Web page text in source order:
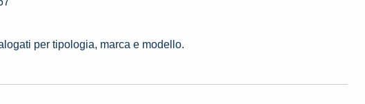
per tipologia, marca e modello.